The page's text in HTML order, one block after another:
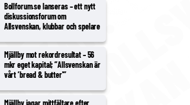
Bollforum.se lanseras – ett nytt
diskussionsforum om
Allsvenskan, klubbar och spelare
Mjällby mot rekordresultat – 56
mkr eget kapital; ”Allsvenskan är
vårt ’bread & butter'”
Mjällby jagar mittfältare efter